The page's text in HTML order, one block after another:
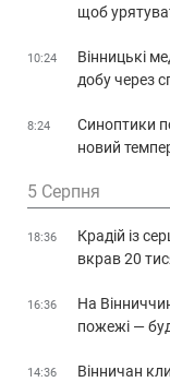
щоб
10:24
Вінницькі
добу через
8:24
Синоптики
новий
5 Серпня
18:36
Крадій із
вкрав 20
16:36
На
пожежі —
14:36
Вінничан